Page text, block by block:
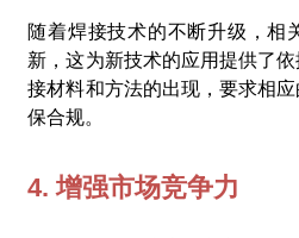
随着焊接技术的不断升级，相
新，这为新技术的应用提供了
接材料和方法的出现，要求相
保合规。
4. 增强市场竞争力